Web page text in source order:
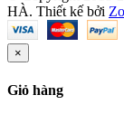
HÀ. Thiết kế bởi
×
Giỏ hàng